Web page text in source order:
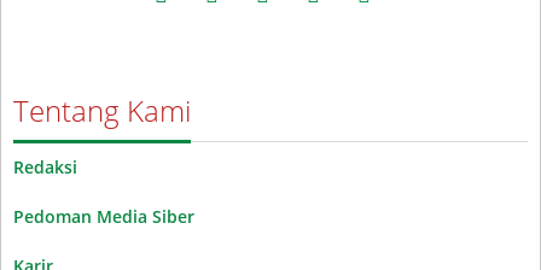
Tentang Kami
Redaksi
Pedoman Media Siber